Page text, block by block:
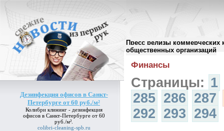
Пресс релизы коммерческих
общественных организаций
Дезинфекция офисов в Санкт-
Петербурге от 60 руб./м²
Колибри клининг - дезинфекция
офисов в Санкт-Петербурге от 60
руб./м²
colibri-cleaning-spb.ru
Архив пресс-релизов//
Финансы
Страницы: 1
285 286 287
292 293 294